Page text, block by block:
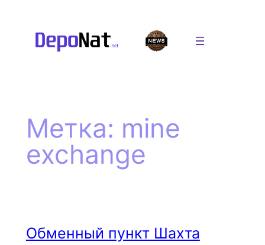
содержимому
Метка: mine
exchange
Обменный пункт Шахта